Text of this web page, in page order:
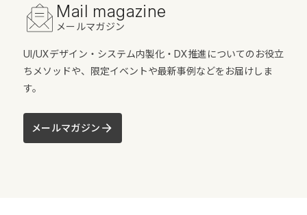
Mail magazine
メールマガジン
UI/UXデザイン・システム内製化・DX推進についてのお役立
ちメソッドや、限定イベントや最新事例などをお届けしま
す。
メールマガジン